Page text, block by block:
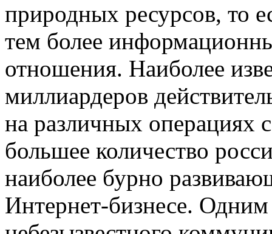
природных ресурсов, то
тем более
отношения. Наиболее
миллиардеров
на различных операциях
большее количество
наиболее бурно
Интернет-бизнесе. Одним